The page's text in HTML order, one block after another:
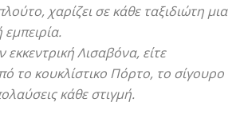
χαρίζει σε κάθε ταξιδιώτη μια
εμπειρία.
εκκεντρική Λισαβόνα, είτε
το κουκλίστικο Πόρτο, το σίγουρο
κάθε στιγμή.